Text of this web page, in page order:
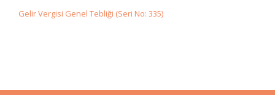
Gelir Vergisi Genel Tebliği (Seri No: 335)